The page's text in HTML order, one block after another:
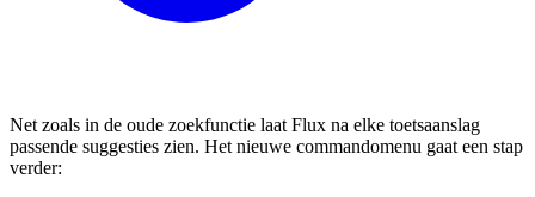
Net zoals in de oude zoekfunctie laat Flux na elke toetsaanslag
passende suggesties zien. Het nieuwe commandomenu gaat een stap
verder: